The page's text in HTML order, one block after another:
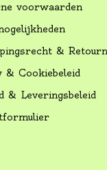
voorwaarden
&
& Cookiebeleid
& Leveringsbeleid